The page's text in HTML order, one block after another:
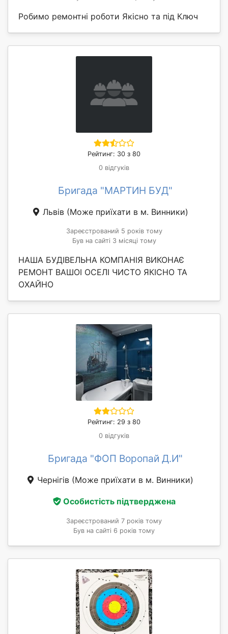
Робимо ремонтні роботи Якісно та під Ключ
Рейтинг: 30 з 80
0 відгуків
Бригада "МАРТИН БУД"
Львів (Може приїхати в м. Винники)
Зареєстрований 5 років тому
Був на сайті 3 місяці тому
НАША БУДІВЕЛЬНА КОМПАНІЯ ВИКОНАЄ
РЕМОНТ ВАШОІ ОСЕЛІ ЧИСТО ЯКІСНО ТА
ОХАЙНО
Рейтинг: 29 з 80
0 відгуків
Бригада "ФОП Воропай Д.И"
Чернігів (Може приїхати в м. Винники)
Особистість підтверджена
Зареєстрований 7 років тому
Був на сайті 6 років тому